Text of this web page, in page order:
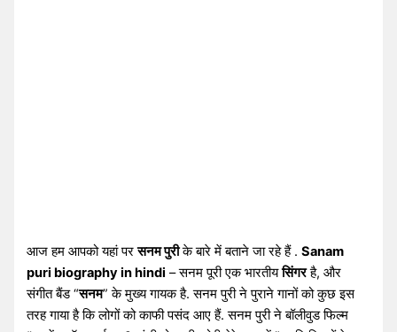
आज हम आपको यहां परसनम पुरीके बारे में बताने जा रहे हैं .Sanam
puri biography in hindi – सनम पूरी एक भारतीयसिंगरहै, और
संगीत बैंड “सनम” के मुख्य गायक है. सनम पुरी ने पुराने गानों को कुछ इस
तरह गाया है कि लोगों को काफी पसंद आए हैं. सनम पुरी ने बॉलीवुड फिल्म